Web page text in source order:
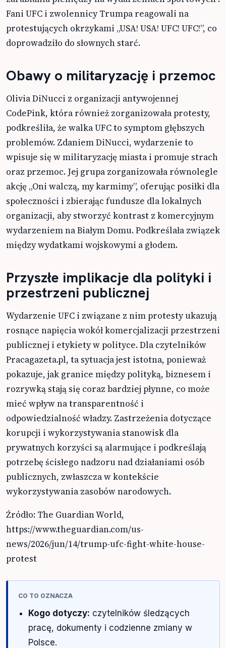
Fani UFC i zwolennicy Trumpa reagowali na
protestujących okrzykami „USA! USA! UFC! UFC!”, co
doprowadziło do słownych starć.
Obawy o militaryzację i przemoc
Olivia DiNucci z organizacji antywojennej
CodePink, która również zorganizowała protesty,
podkreśliła, że walka UFC to symptom głębszych
problemów. Zdaniem DiNucci, wydarzenie to
wpisuje się w militaryzację miasta i promuje strach
oraz przemoc. Jej grupa zorganizowała równolegle
akcję „Oni walczą, my karmimy”, oferując posiłki dla
społeczności i zbierając fundusze dla lokalnych
organizacji, aby stworzyć kontrast z komercyjnym
wydarzeniem na Białym Domu. Podkreślała związek
między wydatkami wojskowymi a głodem.
Przyszłe implikacje dla polityki i
przestrzeni publicznej
Wydarzenie UFC i związane z nim protesty ukazują
rosnące napięcia wokół komercjalizacji przestrzeni
publicznej i etykiety w polityce. Dla czytelników
Pracagazeta.pl, ta sytuacja jest istotna, ponieważ
pokazuje, jak granice między polityką, biznesem i
rozrywką stają się coraz bardziej płynne, co może
mieć wpływ na transparentność i
odpowiedzialność władzy. Zastrzeżenia dotyczące
korupcji i wykorzystywania stanowisk dla
prywatnych korzyści są alarmujące i podkreślają
potrzebę ścisłego nadzoru nad działaniami osób
publicznych, zwłaszcza w kontekście
wykorzystywania zasobów narodowych.
Źródło: The Guardian World,
https://www.theguardian.com/us-
news/2026/jun/14/trump-ufc-fight-white-house-
protest
CO TO OZNACZA
Kogo dotyczy: czytelników śledzących
pracę, dokumenty i codzienne zmiany w
Polsce.